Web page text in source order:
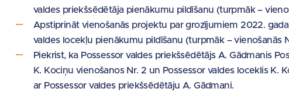
valdes priekšsēdētāja pienākumu pildīšanu (turpmāk –
Apstiprināt vienošanās projektu par grozījumiem 2022.
valdes locekļu pienākumu pildīšanu (turpmāk – vienošanās
Piekrist, ka Possessor valdes priekšsēdētājs A. Gādmanis
K. Kociņu vienošanos Nr. 2 un Possessor valdes loceklis K.
ar Possessor valdes priekšsēdētāju A. Gādmani.